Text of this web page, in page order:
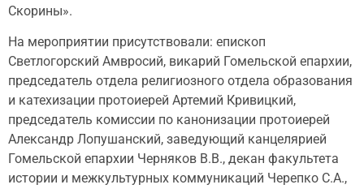
Скорины».
На мероприятии присутствовали: епископ
Светлогорский Амвросий, викарий Гомельской епархии,
председатель отдела религиозного отдела образования
и катехизации протоиерей Артемий Кривицкий,
председатель комиссии по канонизации протоиерей
Александр Лопушанский, заведующий канцелярией
Гомельской епархии Черняков В.В., декан факультета
истории и межкультурных коммуникаций Черепко С.А.,